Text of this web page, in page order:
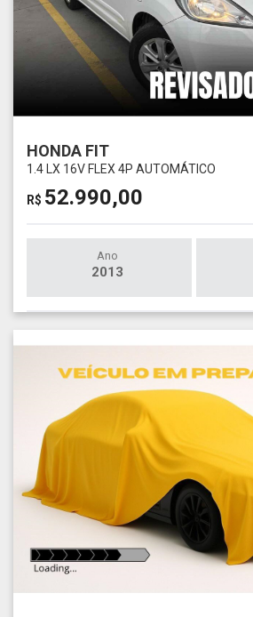
HONDA FIT
1.4 LX 16V FLEX 4P AUTOMÁTICO
R$ 52.990,00
Ano
2013